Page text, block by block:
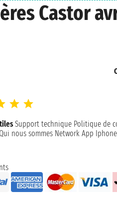
Castor
Support technique Politique de
nous sommes Network App Iphone